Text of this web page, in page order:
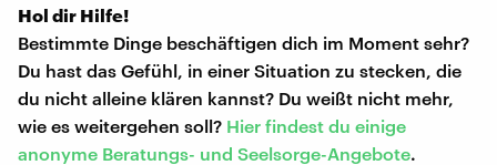
Hol dir Hilfe!
Bestimmte Dinge beschäftigen dich im Moment sehr?
Du hast das Gefühl, in einer Situation zu stecken, die
du nicht alleine klären kannst? Du weißt nicht mehr,
wie es weitergehen soll? Hier findest du einige
anonyme Beratungs- und Seelsorge-Angebote.